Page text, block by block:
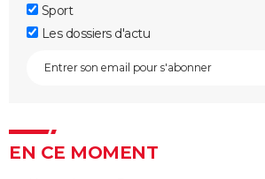
Sport
Les dossiers d'actu
EN CE MOMENT